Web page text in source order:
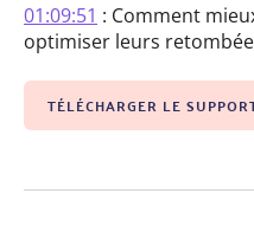
01:09:51 : Comment
optimiser leurs
TÉLÉCHARGER LE